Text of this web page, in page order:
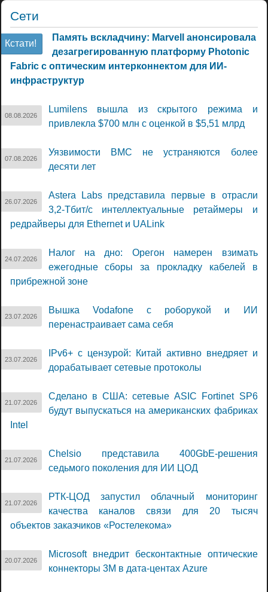
Сети
Кстати!
Память вскладчину: Marvell анонсировала
дезагрегированную платформу Photonic
Fabric с оптическим интерконнектом для ИИ-
инфраструктур
08.08.2026
Lumilens вышла из скрытого режима и
привлекла $700 млн с оценкой в $5,51 млрд
07.08.2026
Уязвимости BMC не устраняются более
десяти лет
26.07.2026
Astera Labs представила первые в отрасли
3,2-Тбит/с интеллектуальные ретаймеры и
редрайверы для Ethernet и UALink
24.07.2026
Налог на дно: Орегон намерен взимать
ежегодные сборы за прокладку кабелей в
прибрежной зоне
23.07.2026
Вышка Vodafone с роборукой и ИИ
перенастраивает сама себя
23.07.2026
IPv6+ с цензурой: Китай активно внедряет и
дорабатывает сетевые протоколы
21.07.2026
Сделано в США: сетевые ASIC Fortinet SP6
будут выпускаться на американских фабриках
Intel
21.07.2026
Chelsio представила 400GbE-решения
седьмого поколения для ИИ ЦОД
21.07.2026
РТК-ЦОД запустил облачный мониторинг
качества каналов связи для 20 тысяч
объектов заказчиков «Ростелекома»
20.07.2026
Microsoft внедрит бесконтактные оптические
коннекторы 3M в дата-центах Azure